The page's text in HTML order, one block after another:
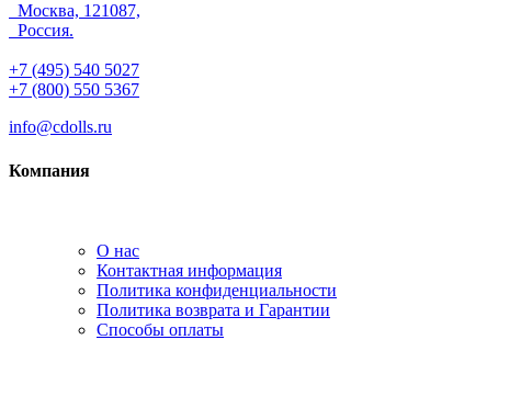
Москва, 121087,
Россия.
+7 (495) 540 5027
+7 (800) 550 5367
info@cdolls.ru
Компания
О нас
Контактная информация
Политика конфиденциальности
Политика возврата и Гарантии
Способы оплаты